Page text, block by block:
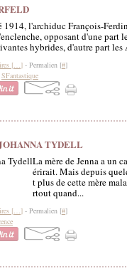
1914, l'archiduc François-
opposant d'une part
hybrides, d'autre part
[…] - Permalien [#]
SFantastique
TYDELL
La mère de Jenna a un
érirait. Mais depuis
t plus de cette mère
rtout quand...
[…] - Permalien [#]